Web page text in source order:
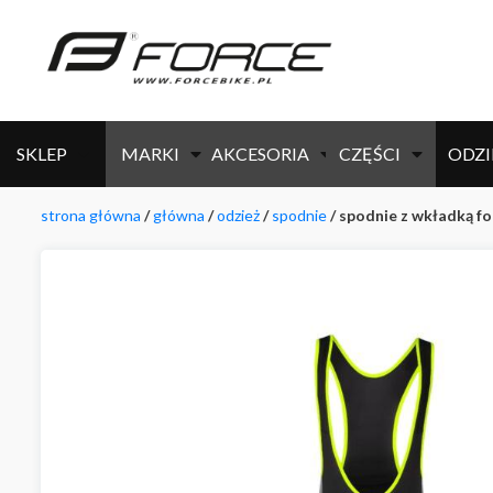
SKLEP MARKI AKCESORIA CZĘŚCI
strona główna /główna /odzież/spodnie/ spodnie z wkładką